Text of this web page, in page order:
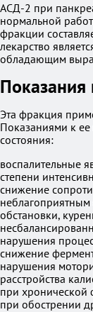
АСД-2 при
нормальной
фракции
лекарство
обладающим
Эта фракция
Показаниями к
состояния:
воспалительные
степени
снижение
обстановки,
нарушения
снижение
нарушения
расстройства
при хронической
при обострении